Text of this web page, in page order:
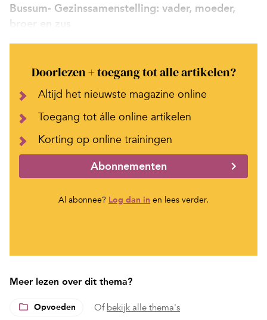
Bussum- Gezinssamenstelling: vader, moeder,
broer en zus
Doorlezen + toegang tot alle artikelen?
Altijd het nieuwste magazine online
Toegang tot álle online artikelen
Korting op online trainingen
Abonnementen
Al abonnee? Log dan in en lees verder.
Meer lezen over dit thema?
Opvoeden Of bekijk alle thema's